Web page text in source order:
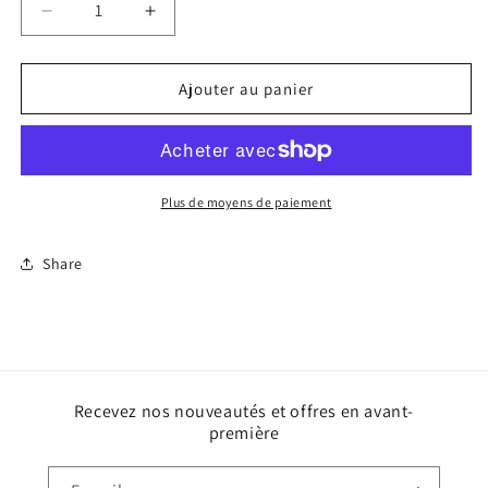
Réduire
la
quantité
GENOUILLÈRES
DESCENTE
Augmenter
la
quantité
GENOUILLÈRES
DE
DESCENTE
Ajouter au panier
Plus de moyens de paiement
Share
Recevez nos nouveautés et offres en avant-
première